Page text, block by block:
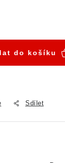
do košíku
Sdílet